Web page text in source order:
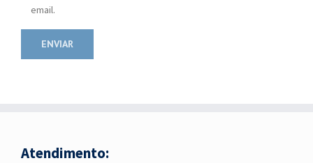
email.
Atendimento: